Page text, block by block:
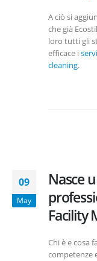
A ciò si
che già
loro tutti gli
efficace i
cleaning.
09
May
Nasce
Facility
Chi è e cosa
competenze